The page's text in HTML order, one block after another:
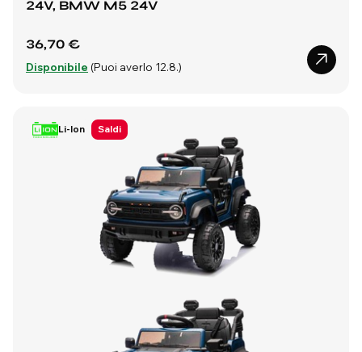
24V, BMW M5 24V
36,70 €
Disponibile (Puoi averlo 12.8.)
Li-Ion Saldi